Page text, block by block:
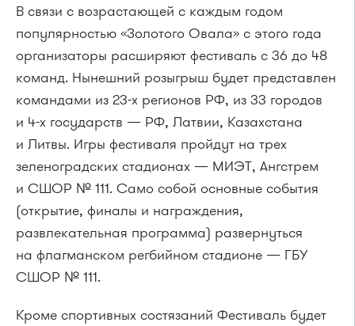
В связи с возрастающей с каждым годом
популярностью «Золотого Овала» с этого года
организаторы расширяют фестиваль с 36 до 48
команд. Нынешний розыгрыш будет представлен
командами из 23-х регионов РФ, из 33 городов
и 4-х государств — РФ, Латвии, Казахстана
и Литвы. Игры фестиваля пройдут на трех
зеленоградских стадионах — МИЭТ, Ангстрем
и СШОР № 111. Само собой основные события
(открытие, финалы и награждения,
развлекательная программа) развернуться
на флагманском регбийном стадионе — ГБУ
СШОР № 111.
Кроме спортивных состязаний Фестиваль будет